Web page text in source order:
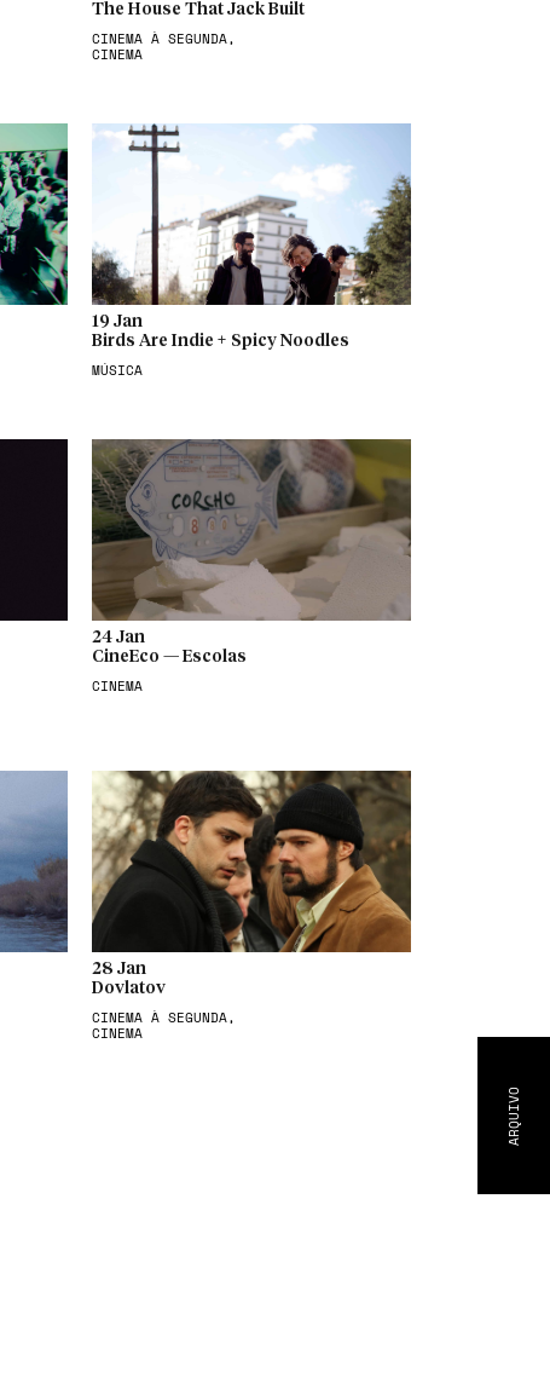
ARQUIVO
The House That Jack Built
CINEMA À SEGUNDA,
CINEMA
19 Jan
Birds Are Indie + Spicy Noodles
MÚSICA
24 Jan
CineEco — Escolas
CINEMA
28 Jan
Dovlatov
CINEMA À SEGUNDA,
CINEMA